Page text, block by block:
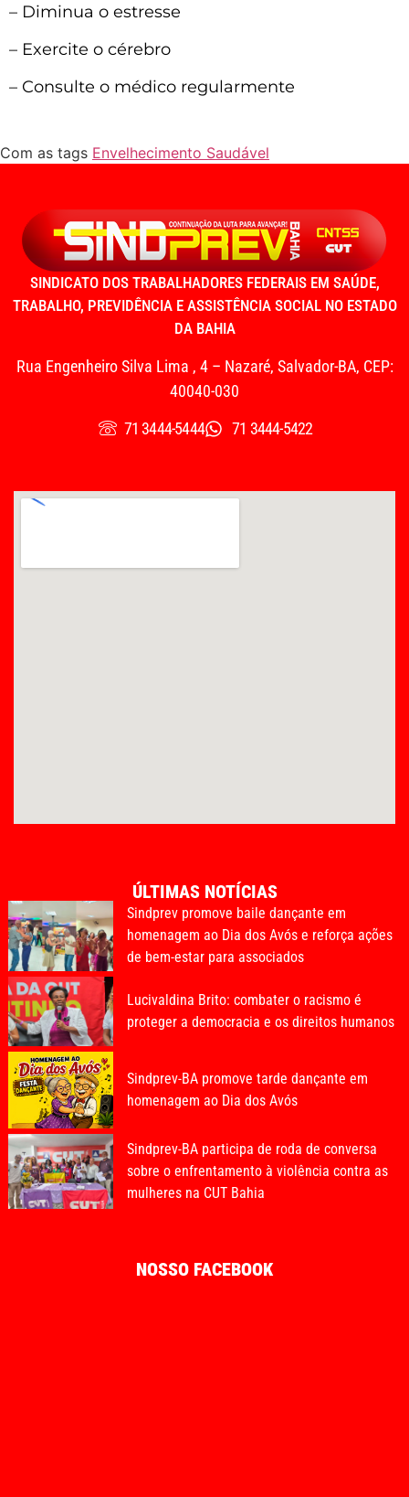
– Diminua o estresse
– Exercite o cérebro
– Consulte o médico regularmente
Com as tags Envelhecimento Saudável
SINDICATO DOS TRABALHADORES FEDERAIS EM SAÚDE,
TRABALHO, PREVIDÊNCIA E ASSISTÊNCIA SOCIAL NO ESTADO
DA BAHIA
Rua Engenheiro Silva Lima , 4 – Nazaré, Salvador-BA, CEP:
40040-030
71 3444-5444
71 3444-5422
ÚLTIMAS NOTÍCIAS
Sindprev promove baile dançante em
homenagem ao Dia dos Avós e reforça ações
de bem-estar para associados
Lucivaldina Brito: combater o racismo é
proteger a democracia e os direitos humanos
Sindprev-BA promove tarde dançante em
homenagem ao Dia dos Avós
Sindprev-BA participa de roda de conversa
sobre o enfrentamento à violência contra as
mulheres na CUT Bahia
NOSSO FACEBOOK